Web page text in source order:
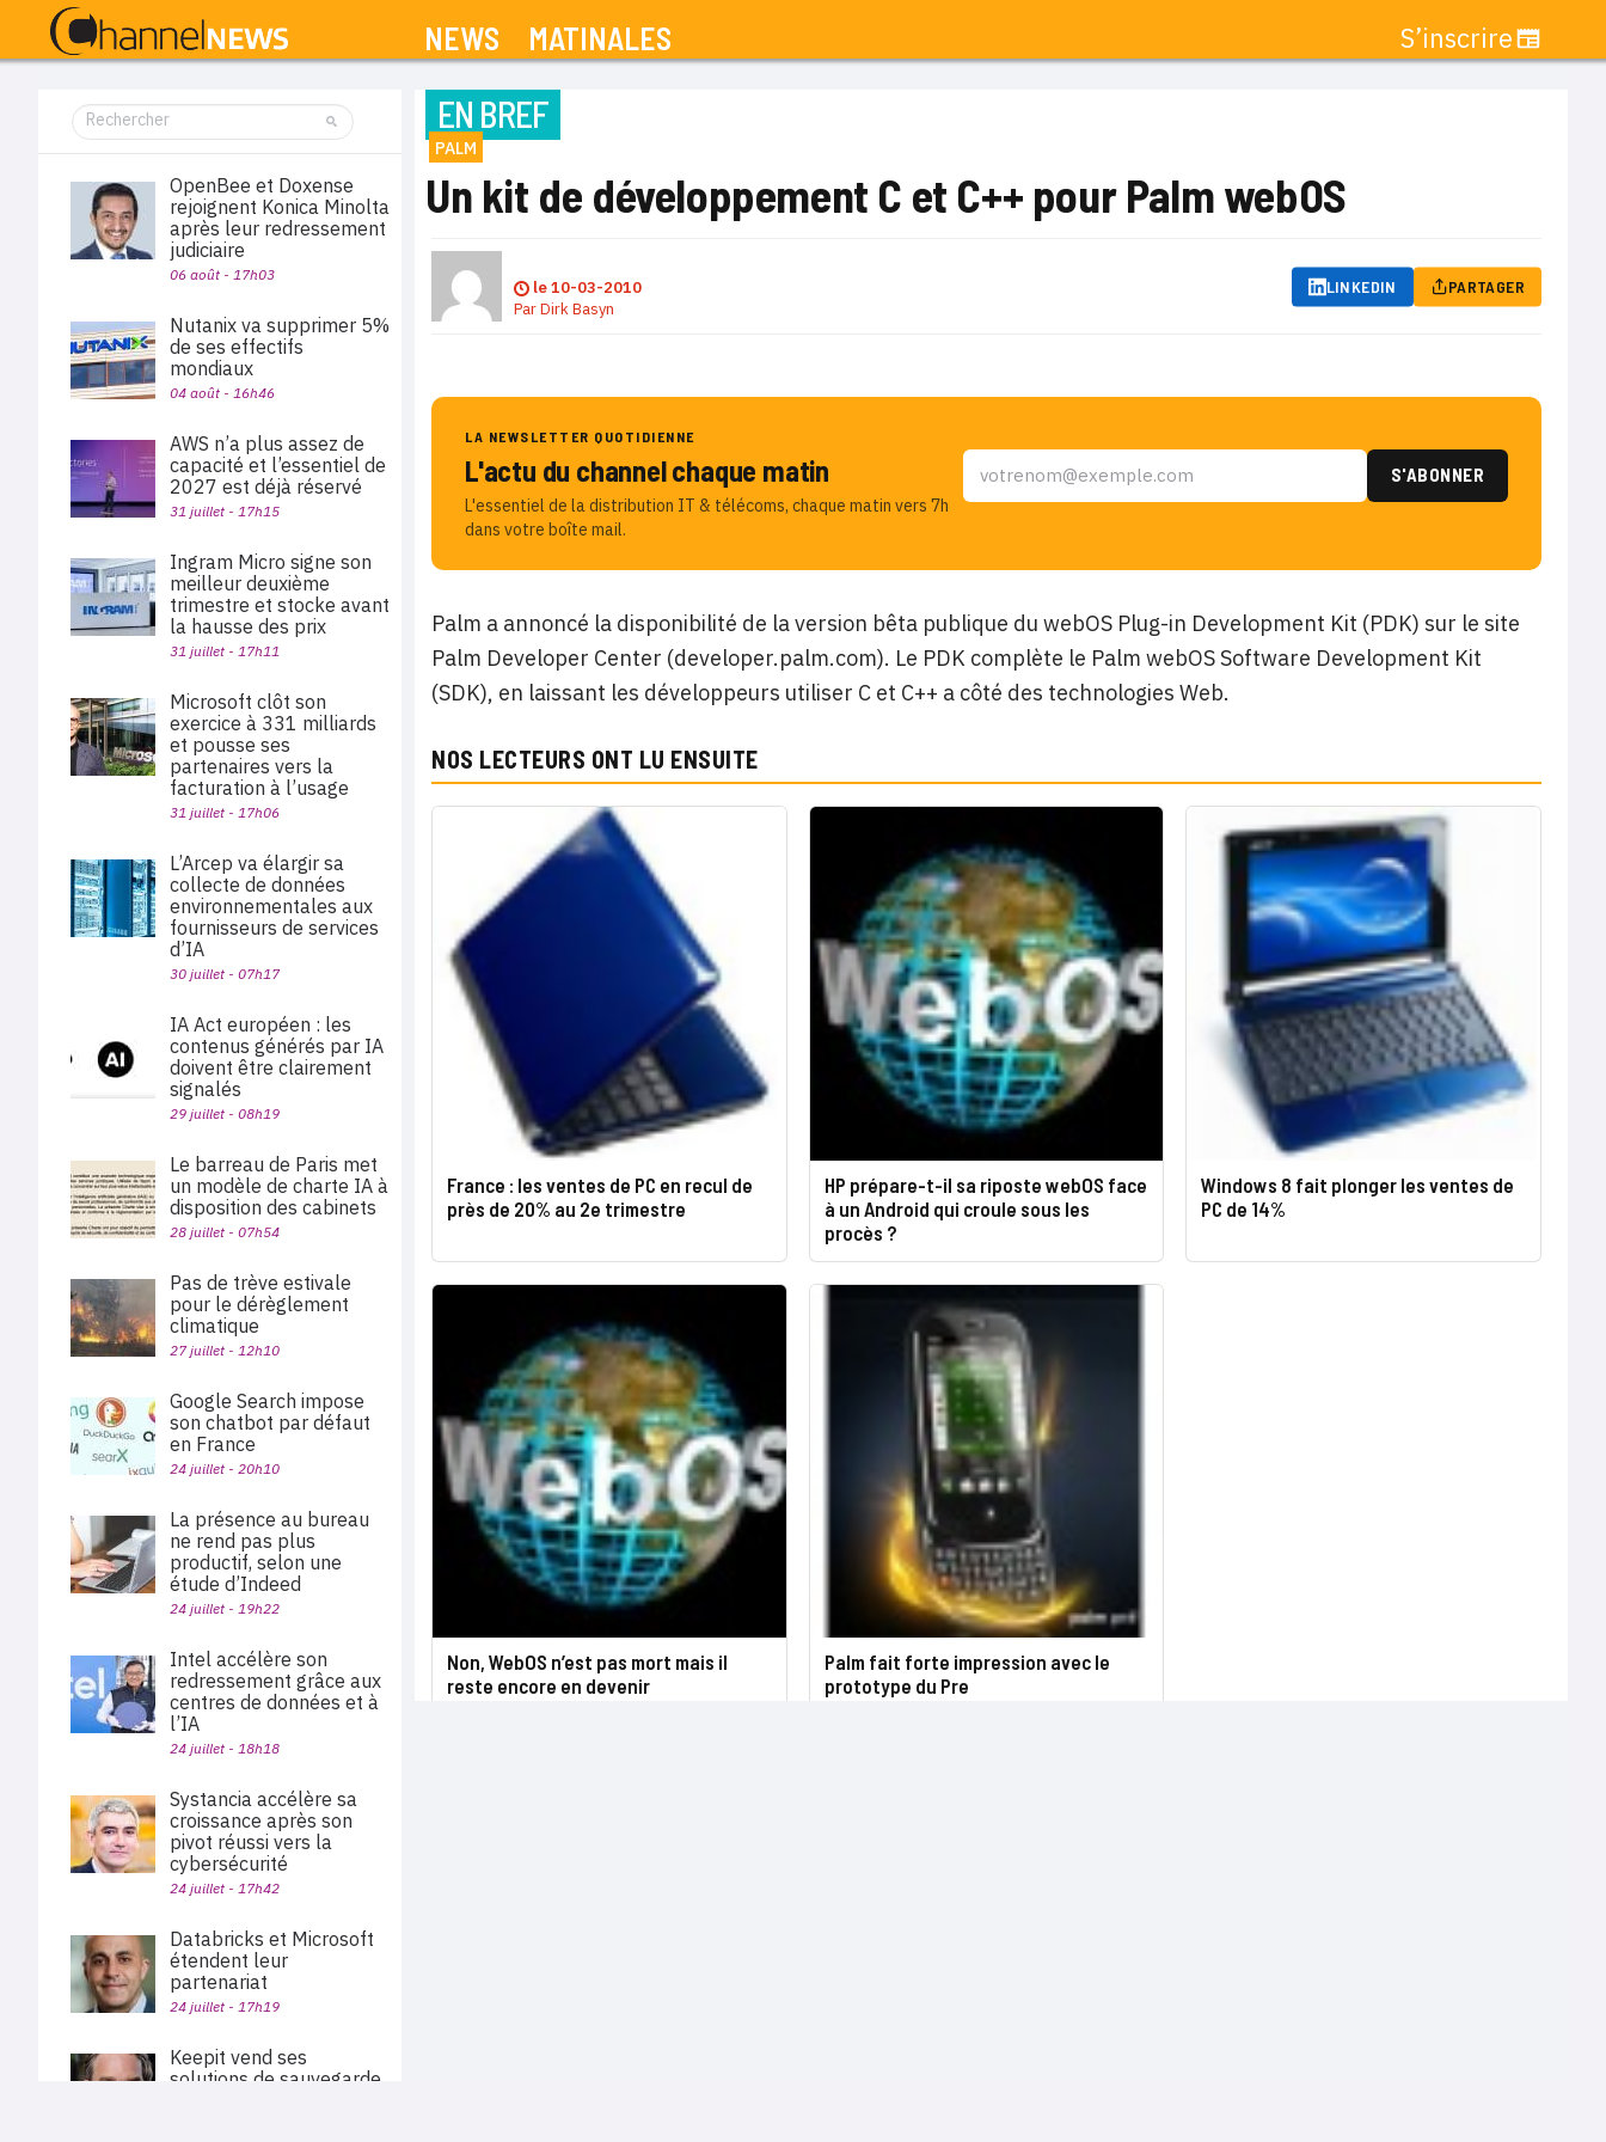
NEWS MATINALES S’inscrire
EN BREF
PALM
Un kit de développement C et C++ pour Palm webOS
le10-03-2010
ParDirk Basyn
LINKEDIN PARTAGER
LA NEWSLETTER QUOTIDIENNE
L'actu du channel chaque matin
L'essentiel de la distribution IT & télécoms, chaque matin vers 7h
dans votre boîte mail.
Palm a annoncé la disponibilité de la version bêta publique du webOS Plug-in Development Kit (PDK) sur le site
Palm Developer Center (developer.palm.com). Le PDK complète le Palm webOS Software Development Kit
(SDK), en laissant les développeurs utiliser C et C++ a côté des technologies Web.
NOS LECTEURS ONT LU ENSUITE
France : les ventes de PC en recul de
près de 20% au 2e trimestre
HP prépare-t-il sa riposte webOS face
à un Android qui croule sous les
procès ?
Windows 8 fait plonger les ventes de
PC de 14%
Non, WebOS n’est pas mort mais il
reste encore en devenir
Palm fait forte impression avec le
prototype du Pre
OpenBee et Doxense
rejoignent Konica Minolta
après leur redressement
judiciaire
06 août - 17h03
Nutanix va supprimer 5%
de ses effectifs
mondiaux
04 août - 16h46
AWS n’a plus assez de
capacité et l’essentiel de
2027 est déjà réservé
31 juillet - 17h15
Ingram Micro signe son
meilleur deuxième
trimestre et stocke avant
la hausse des prix
31 juillet - 17h11
Microsoft clôt son
exercice à 331 milliards
et pousse ses
partenaires vers la
facturation à l’usage
31 juillet - 17h06
L’Arcep va élargir sa
collecte de données
environnementales aux
fournisseurs de services
d’IA
30 juillet - 07h17
IA Act européen : les
contenus générés par IA
doivent être clairement
signalés
29 juillet - 08h19
Le barreau de Paris met
un modèle de charte IA à
disposition des cabinets
28 juillet - 07h54
Pas de trève estivale
pour le dérèglement
climatique
27 juillet - 12h10
Google Search impose
son chatbot par défaut
en France
24 juillet - 20h10
La présence au bureau
ne rend pas plus
productif, selon une
étude d’Indeed
24 juillet - 19h22
Intel accélère son
redressement grâce aux
centres de données et à
l’IA
24 juillet - 18h18
Systancia accélère sa
croissance après son
pivot réussi vers la
cybersécurité
24 juillet - 17h42
Databricks et Microsoft
étendent leur
partenariat
24 juillet - 17h19
Keepit vend ses
solutions de sauvegarde